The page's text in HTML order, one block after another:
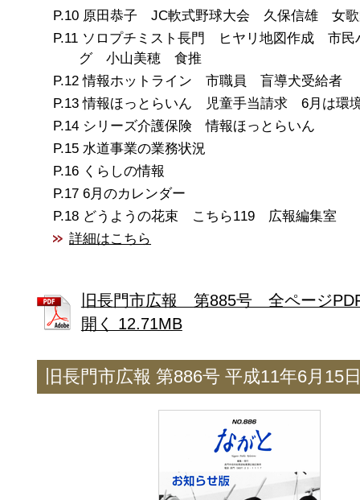
原田恭子 JC軟式野球大会 久保信雄 女歌
ソロプチミスト長門 ヒヤリ地図作成 市民
グ 小山美穂 食推
情報ホットライン 市職員 盲導犬受給者
情報ほっとらいん 児童手当請求 6月は環
シリーズ介護保険 情報ほっとらいん
水道事業の業務状況
くらしの情報
6月のカレンダー
どうようの花束 こちら119 広報編集室
詳細はこちら
旧長門市広報 第885号 全ページ
開く 12.71MB
旧長門市広報 第886号 平成11年6月15